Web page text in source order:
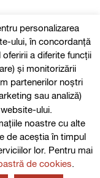
personalizarea
ului, în concordanță
a diferite funcții
și monitorizării
partenerilor noștri
sau analiză)
ului.
noastre cu alte
de aceștia în timpul
lor. Pentru mai
de cookies.